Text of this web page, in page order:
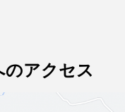
アクセス